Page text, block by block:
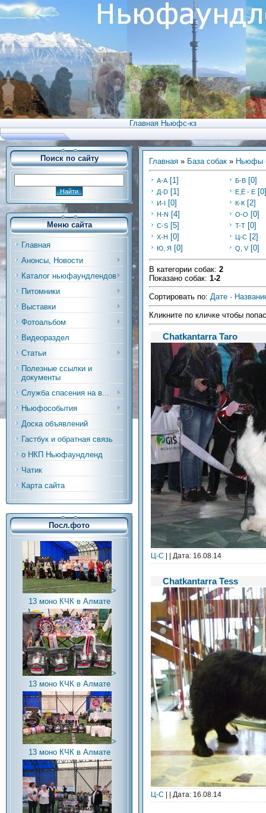
Главная Ньюфс-кз
Поиск по сайту
Меню сайта
Главная
Анонсы, Новости
Каталог ньюфаундлендов
Питомники
Выставки
Фотоальбом
Видеораздел
Статьи
Полезные ссылки и
документы
Служба спасения на в...
Ньюфособытия
Доска объявлений
Гастбук и обратная связь
о НКП Ньюфаундленд
Чатик
Карта сайта
Посл.фото
>
13 моно КЧК в Алмате
>
13 моно КЧК в Алмате
>
13 моно КЧК в Алмате
Главная » База собак » Ньюфы
А-А [1] Б-В [0]
Д-D [1] E,Ё - Е [0]
И-I [0] К-К [2]
H-N [4] O-O [0]
C-S [5] T-T [0]
Х-H [0] Ц-C [2]
Ю, Я [0] Q, V [0]
В категории собак: 2
Показано собак: 1-2
Сортировать по: Дате ·
Кликните по кличке чтобы
Chatkantarra Taro
Ц-C | | Дата: 16.08.14
Chatkantarra Tess
Ц-C | | Дата: 16.08.14